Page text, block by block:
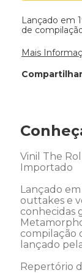
Lançado em
de
Mais
Compartilhar
Vinil The
Importado
Lançado
outtakes e
conhecidas
compilação
lançado
Repertório